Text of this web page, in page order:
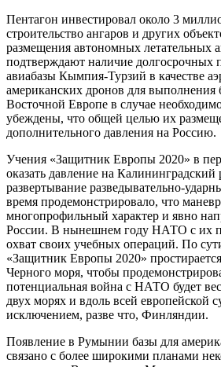
Пентагон инвестировал около 3
строительство ангаров и других
размещения автономных летательных
подтверждают наличие долгосрочных
авиабазы Кымпия-Турзий в качестве
американских дронов для выполнения
Восточной Европе в случае
убеждены, что общей целью их
дополнительного давления на Россию.
Учения «Защитник Европы 2020» в
оказать давление на Калининградский
развертывание разведывательно-
время продемонстрировало, что
многопрофильный характер и явно
России. В нынешнем году НАТО с их
охват своих учебных операций. По
«Защитник Европы 2020»
Черного моря, чтобы
потенциальная война с НАТО будет
двух морях и вдоль всей европейской
исключением, разве что, Финляндии.
Появление в Румынии базы для
связано с более широкими планами